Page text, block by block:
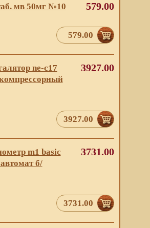
мв 50мг №10
579.00
579.00
ne-c17
3927.00
3927.00
m1 basic
б/
3731.00
3731.00